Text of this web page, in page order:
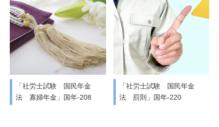
「社労士試験 国民年金
法 寡婦年金」国年-208
「社労士試験 国民年金
法 罰則」国年-220